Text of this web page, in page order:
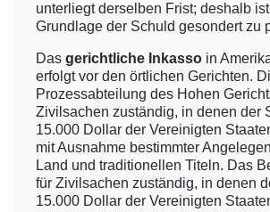
unterliegt derselben Frist; deshalb
Grundlage der Schuld gesondert zu
Das gerichtliche Inkasso in
erfolgt vor den örtlichen Gerichten.
Prozessabteilung des Hohen
Zivilsachen zuständig, in denen der
15.000 Dollar der Vereinigten
mit Ausnahme bestimmter
Land und traditionellen Titeln. Das
für Zivilsachen zuständig, in denen
15.000 Dollar der Vereinigten